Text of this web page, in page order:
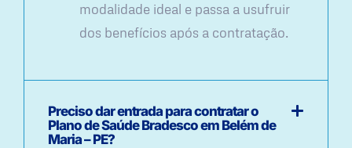
modalidade ideal e passa a usufruir
dos benefícios após a contratação.
Preciso dar entrada para contratar o
Plano de Saúde Bradesco em Belém de
Maria – PE?